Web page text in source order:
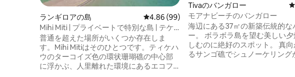
ランギロアの島 レビュー99件、5つ星中4.86つ星の平均評価
4.86 (99)
Mihi Miti | プライベートで特別な島 | テケ
ハウ
普通を超えた場所がいくつか存在しま
す。Mihi Mitiはそのひとつです。ティケハ
ウのターコイズ色の環状珊瑚礁の中心部
に浮かぶ、人里離れた環境にあるエコフ
Tivaのバンガロー
モアナビーチのバンガロー
海辺にある37㎡の新築伝統的な
ー。 ボラボラ島を望む美しい夕焼けを楽
しむのに絶好のスポット。 真
るサンゴ礁でシュノーケリング